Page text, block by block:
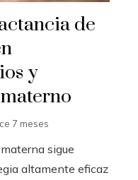
de
y
7 meses
sigue
altamente eficaz